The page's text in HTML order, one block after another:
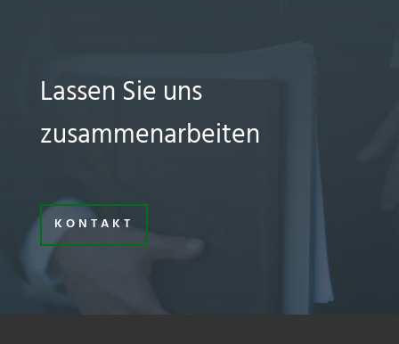
Lassen Sie uns
zusammenarbeiten
KONTAKT